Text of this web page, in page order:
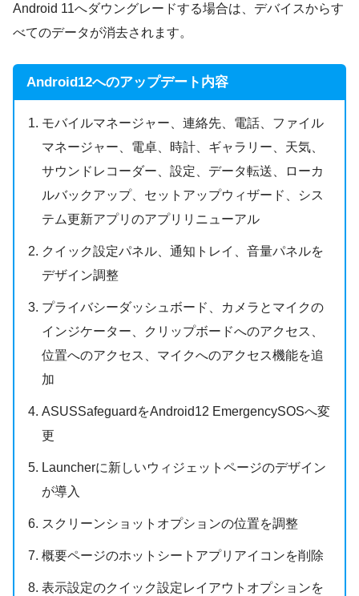
Android 11へダウングレードする場合は、デバイスからす
べてのデータが消去されます。
Android12へのアップデート内容
モバイルマネージャー、連絡先、電話、ファイル
マネージャー、電卓、時計、ギャラリー、天気、
サウンドレコーダー、設定、データ転送、ローカ
ルバックアップ、セットアップウィザード、シス
テム更新アプリのアプリリニューアル
クイック設定パネル、通知トレイ、音量パネルを
デザイン調整
プライバシーダッシュボード、カメラとマイクの
インジケーター、クリップボードへのアクセス、
位置へのアクセス、マイクへのアクセス機能を追
加
ASUSSafeguardをAndroid12 EmergencySOSへ変
更
Launcherに新しいウィジェットページのデザイン
が導入
スクリーンショットオプションの位置を調整
概要ページのホットシートアプリアイコンを削除
表示設定のクイック設定レイアウトオプションを